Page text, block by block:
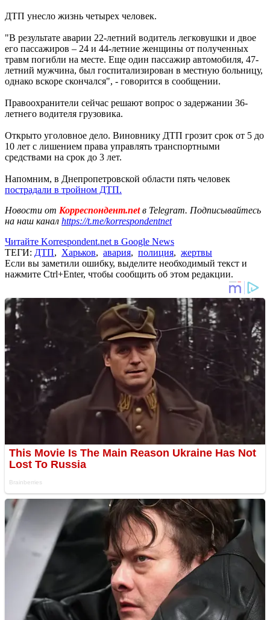
ДТП унесло жизнь четырех человек.
"В результате аварии 22-летний водитель легковушки и двое
его пассажиров – 24 и 44-летние женщины от полученных
травм погибли на месте. Еще один пассажир автомобиля, 47-
летний мужчина, был госпитализирован в местную больницу,
однако вскоре скончался", - говорится в сообщении.
Правоохранители сейчас решают вопрос о задержании 36-
летнего водителя грузовика.
Открыто уголовное дело. Виновнику ДТП грозит срок от 5 до
10 лет с лишением права управлять транспортными
средствами на срок до 3 лет.
Напомним, в Днепропетровской области пять человек
пострадали в тройном ДТП.
Новости от Корреспондент.netв Telegram. Подписывайтесь
на наш канал https://t.me/korrespondentnet
Читайте Korrespondent.net в Google News
ТЕГИ: ДТП, Харьков, авария, полиция, жертвы
Если вы заметили ошибку, выделите необходимый текст и
нажмите Ctrl+Enter, чтобы сообщить об этом редакции.